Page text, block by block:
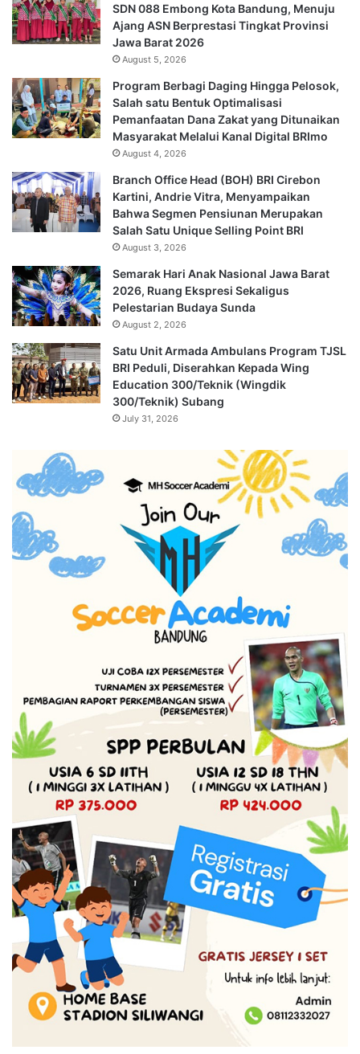
SDN 088 Embong Kota Bandung, Menuju
Ajang ASN Berprestasi Tingkat Provinsi
Jawa Barat 2026
August 5, 2026
Program Berbagi Daging Hingga Pelosok,
Salah satu Bentuk Optimalisasi
Pemanfaatan Dana Zakat yang Ditunaikan
Masyarakat Melalui Kanal Digital BRImo
August 4, 2026
Branch Office Head (BOH) BRI Cirebon
Kartini, Andrie Vitra, Menyampaikan
Bahwa Segmen Pensiunan Merupakan
Salah Satu Unique Selling Point BRI
August 3, 2026
Semarak Hari Anak Nasional Jawa Barat
2026, Ruang Ekspresi Sekaligus
Pelestarian Budaya Sunda
August 2, 2026
Satu Unit Armada Ambulans Program TJSL
BRI Peduli, Diserahkan Kepada Wing
Education 300/Teknik (Wingdik
300/Teknik) Subang
July 31, 2026